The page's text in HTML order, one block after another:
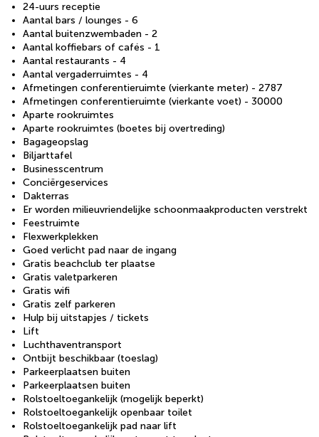
24-uurs receptie
Aantal bars / lounges - 6
Aantal buitenzwembaden - 2
Aantal koffiebars of cafés - 1
Aantal restaurants - 4
Aantal vergaderruimtes - 4
Afmetingen conferentieruimte (vierkante meter) - 2787
Afmetingen conferentieruimte (vierkante voet) - 30000
Aparte rookruimtes
Aparte rookruimtes (boetes bij overtreding)
Bagageopslag
Biljarttafel
Businesscentrum
Conciërgeservices
Dakterras
Er worden milieuvriendelijke schoonmaakproducten verstrekt
Feestruimte
Flexwerkplekken
Goed verlicht pad naar de ingang
Gratis beachclub ter plaatse
Gratis valetparkeren
Gratis wifi
Gratis zelf parkeren
Hulp bij uitstapjes / tickets
Lift
Luchthaventransport
Ontbijt beschikbaar (toeslag)
Parkeerplaatsen buiten
Parkeerplaatsen buiten
Rolstoeltoegankelijk (mogelijk beperkt)
Rolstoeltoegankelijk openbaar toilet
Rolstoeltoegankelijk pad naar lift